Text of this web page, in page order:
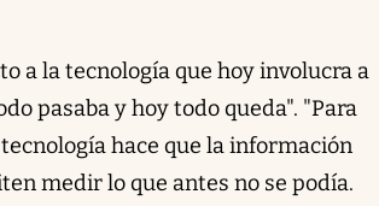
a la tecnología que hoy involucra a
pasaba y hoy todo queda". "Para
hace que la información
medir lo que antes no se podía.